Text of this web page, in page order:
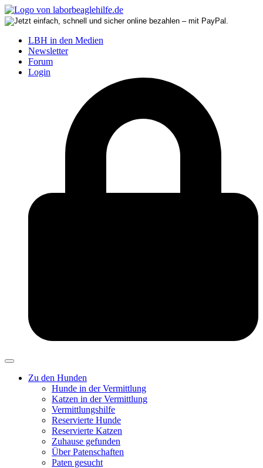
LBH in den Medien
Newsletter
Forum
Login
Zu den Hunden
Hunde in der Vermittlung
Katzen in der Vermittlung
Vermittlungshilfe
Reservierte Hunde
Reservierte Katzen
Zuhause gefunden
Über Patenschaften
Paten gesucht